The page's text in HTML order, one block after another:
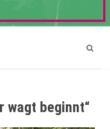
wagt beginnt“